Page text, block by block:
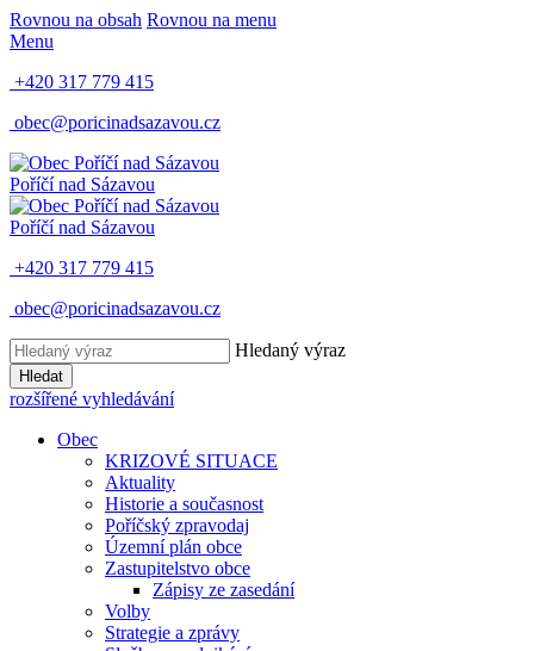
Rovnou na obsah Rovnou na menu
Menu
+420 317 779 415
obec@poricinadsazavou.cz
Poříčí nad Sázavou
Poříčí nad Sázavou
+420 317 779 415
obec@poricinadsazavou.cz
Hledaný výraz
Hledat
rozšířené vyhledávání
Obec
KRIZOVÉ SITUACE
Aktuality
Historie a současnost
Poříčský zpravodaj
Územní plán obce
Zastupitelstvo obce
Zápisy ze zasedání
Volby
Strategie a zprávy